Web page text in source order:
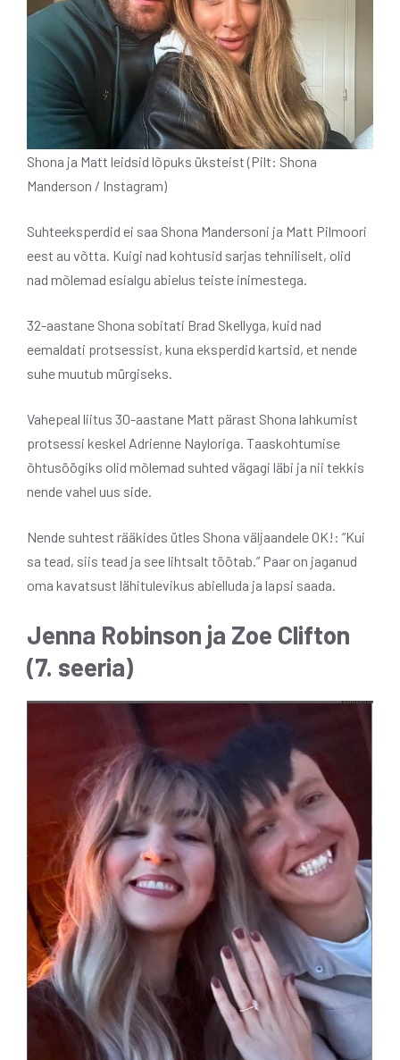
Shona ja Matt leidsid lõpuks üksteist (Pilt: Shona
Manderson / Instagram)
Suhteeksperdid ei saa Shona Mandersoni ja Matt Pilmoori
eest au võtta. Kuigi nad kohtusid sarjas tehniliselt, olid
nad mõlemad esialgu abielus teiste inimestega.
32-aastane Shona sobitati Brad Skellyga, kuid nad
eemaldati protsessist, kuna eksperdid kartsid, et nende
suhe muutub mürgiseks.
Vahepeal liitus 30-aastane Matt pärast Shona lahkumist
protsessi keskel Adrienne Nayloriga. Taaskohtumise
õhtusöögiks olid mõlemad suhted vägagi läbi ja nii tekkis
nende vahel uus side.
Nende suhtest rääkides ütles Shona väljaandele OK!: “Kui
sa tead, siis tead ja see lihtsalt töötab.” Paar on jaganud
oma kavatsust lähitulevikus abielluda ja lapsi saada.
Jenna Robinson ja Zoe Clifton
(7. seeria)